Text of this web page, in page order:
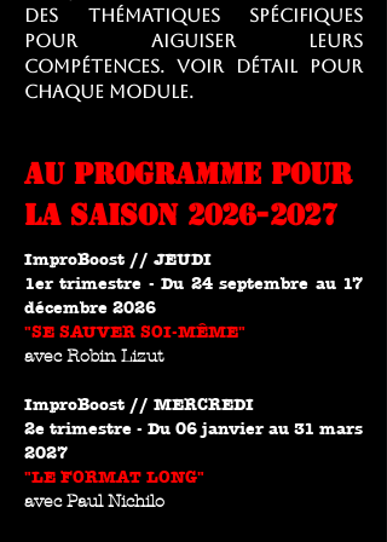
des thématiques spécifiques
pour aiguiser leurs
compétences. voir détail pour
chaque module.
au programme pour
la saison 2026-2027
ImproBoost // JEUDI
1er trimestre - Du 24 septembre au 17
décembre 2026
"SE SAUVER SOI-MÊME"
avec Robin Lizut
ImproBoost // MERCREDI
2e trimestre - Du 06 janvier au 31 mars
2027
"LE FORMAT LONG"
avec Paul Nichilo